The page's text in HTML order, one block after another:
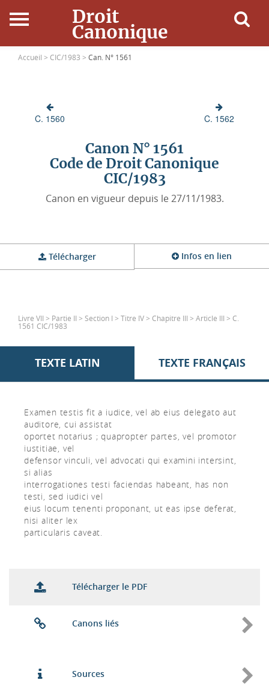
Droit
Canonique
Accueil
Ressources
Accueil > CIC/1983 > Can. N° 1561
C. 1560 C. 1562
Canon N° 1561
Code de Droit Canonique
CIC/1983
Canon en vigueur depuis le 27/11/1983.
Télécharger Infos en lien
Livre VII > Partie II > Section I > Titre IV > Chapitre III > Article III > C.
1561 CIC/1983
TEXTE LATIN TEXTE FRANÇAIS
Examen testis fit a iudice, vel ab eius delegato aut
auditore, cui assistat
oportet notarius ; quapropter partes, vel promotor
iustitiae, vel
defensor vinculi, vel advocati qui examini intersint,
si alias
interrogationes testi faciendas habeant, has non
testi, sed iudici vel
eius locum tenenti proponant, ut eas ipse deferat,
nisi aliter lex
particularis caveat.
Télécharger le PDF
Canons liés
Sources